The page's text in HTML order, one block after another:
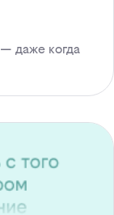
даже когда